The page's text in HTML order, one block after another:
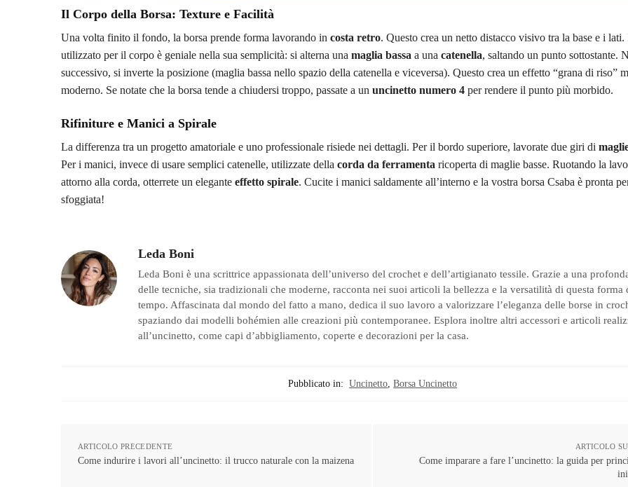
Il Corpo della Borsa: Texture e Facilità
Una volta finito il fondo, la borsa prende forma lavorando in costa retro. Questo crea un netto distacco visivo tra la base e i
utilizzato per il corpo è geniale nella sua semplicità: si alterna una maglia bassa a una catenella, saltando un punto sottostante.
successivo, si inverte la posizione (maglia bassa nello spazio della catenella e viceversa). Questo crea un effetto “grana di riso”
moderno. Se notate che la borsa tende a chiudersi troppo, passate a un uncinetto numero 4 per rendere il punto più morbido.
Rifiniture e Manici a Spirale
La differenza tra un progetto amatoriale e uno professionale risiede nei dettagli. Per il bordo superiore, lavorate due giri di
Per i manici, invece di usare semplici catenelle, utilizzate della corda da ferramenta ricoperta di maglie basse. Ruotando la
attorno alla corda, otterrete un elegante effetto spirale. Cucite i manici saldamente all’interno e la vostra borsa Csaba è pronta
sfoggiata!
Leda Boni
Leda Boni è una scrittrice appassionata dell’universo del crochet e dell’artigianato tessile. Grazie a una
delle tecniche, sia tradizionali che moderne, racconta nei suoi articoli la bellezza e la versatilità di questa forma
tempo. Affascinata dal mondo del fatto a mano, dedica il suo lavoro a valorizzare l’eleganza delle borse in
spaziando dai modelli bohémien alle creazioni più contemporanee. Esplora inoltre altri accessori e articoli
all’uncinetto, come capi d’abbigliamento, coperte e decorazioni per la casa.
Pubblicato in: Uncinetto ,Borsa Uncinetto
ARTICOLO PRECEDENTE
Come indurire i lavori all’uncinetto: il trucco naturale con la maizena
ARTICOLO
Come imparare a fare l’uncinetto: la guida per